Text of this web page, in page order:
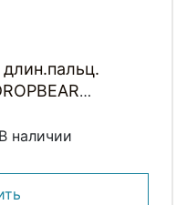
оригинал.
В наличии